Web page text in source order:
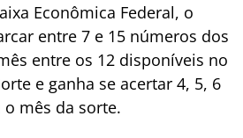
Econômica Federal, o
entre 7 e 15 números dos
entre os 12 disponíveis no
e ganha se acertar 4, 5, 6
mês da sorte.